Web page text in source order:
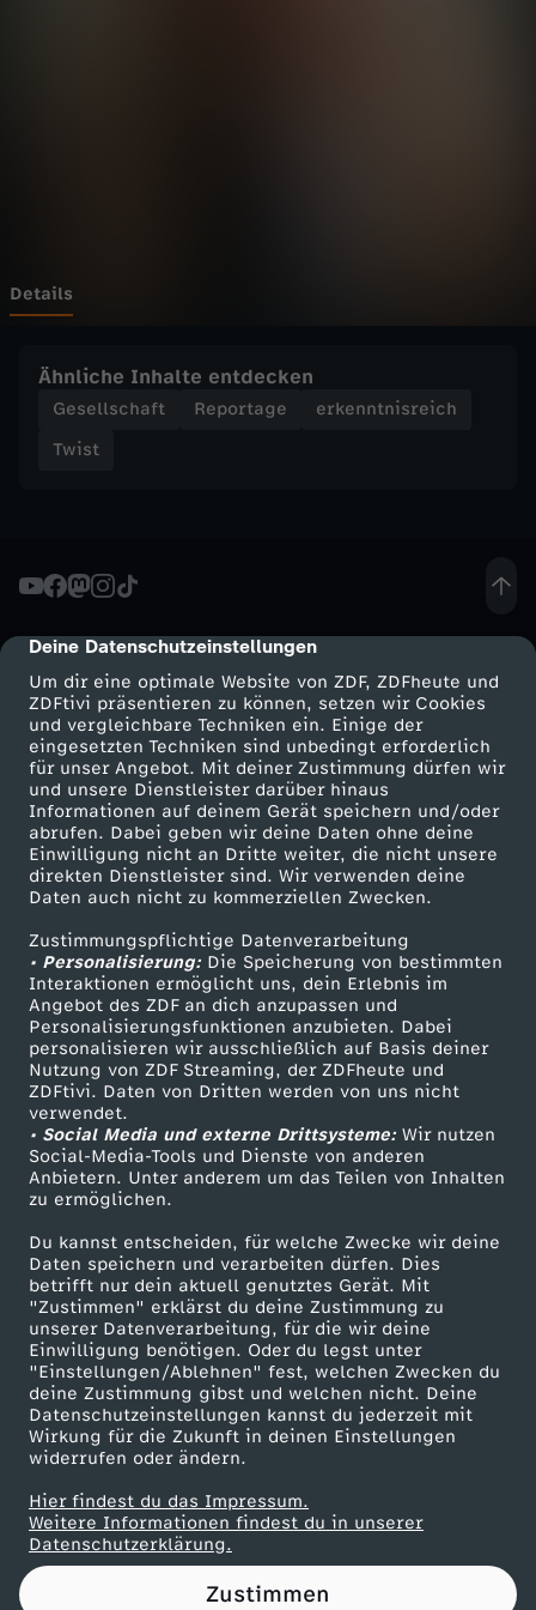
cmp-dialog-description
Deine Datenschutzeinstellungen
Um dir eine optimale Website von ZDF, ZDFheute und
ZDFtivi präsentieren zu können, setzen wir Cookies
und vergleichbare Techniken ein. Einige der
eingesetzten Techniken sind unbedingt erforderlich
für unser Angebot. Mit deiner Zustimmung dürfen wir
und unsere Dienstleister darüber hinaus
Informationen auf deinem Gerät speichern und/oder
abrufen. Dabei geben wir deine Daten ohne deine
Einwilligung nicht an Dritte weiter, die nicht unsere
direkten Dienstleister sind. Wir verwenden deine
Daten auch nicht zu kommerziellen Zwecken.
Zustimmungspflichtige Datenverarbeitung
• Personalisierung:Die Speicherung von bestimmten
Interaktionen ermöglicht uns, dein Erlebnis im
Angebot des ZDF an dich anzupassen und
Personalisierungsfunktionen anzubieten. Dabei
personalisieren wir ausschließlich auf Basis deiner
Nutzung von ZDF Streaming, der ZDFheute und
ZDFtivi. Daten von Dritten werden von uns nicht
verwendet.
• Social Media und externe Drittsysteme:Wir nutzen
Social-Media-Tools und Dienste von anderen
Anbietern. Unter anderem um das Teilen von Inhalten
zu ermöglichen.
Du kannst entscheiden, für welche Zwecke wir deine
Daten speichern und verarbeiten dürfen. Dies
betrifft nur dein aktuell genutztes Gerät. Mit
"Zustimmen" erklärst du deine Zustimmung zu
unserer Datenverarbeitung, für die wir deine
Einwilligung benötigen. Oder du legst unter
"Einstellungen/Ablehnen" fest, welchen Zwecken du
deine Zustimmung gibst und welchen nicht. Deine
Datenschutzeinstellungen kannst du jederzeit mit
Wirkung für die Zukunft in deinen Einstellungen
widerrufen oder ändern.
Hier findest du das Impressum.
Weitere Informationen findest du in unserer
Datenschutzerklärung.
Zustimmen
D
e
n
s
t
d
e
r
L
e
i
c
h
t
i
g
k
e
i
t
Details
Ähnliche Inhalte entdecken
Gesellschaft Reportage
erkenntnisreich
Twist
Mehr ZDF
ZDF-Apps
Smart TV
ZDFtext
Livestreams
Sendungen A-Z
TV-Programm
Service
ZDFmitreden
Kontakt zum ZDF
Tickets
Zuschauerservice
Hilfe
ZDF Unternehmen
Karriere
ZDF goes Schule
Werbefernsehen
Mainzelmännchen
Partner